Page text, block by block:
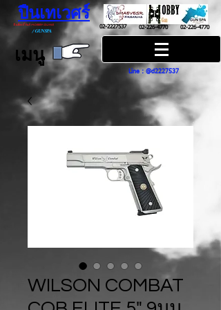
ปืนเทเวศร์
ปืนฮ๊อบบี้ กันส์ HOBBY GUNS
/GUN SPA
02-2227537 02-226-4770 02-226-4770
เมนู
Line : @d2227537
WILSON COMBAT